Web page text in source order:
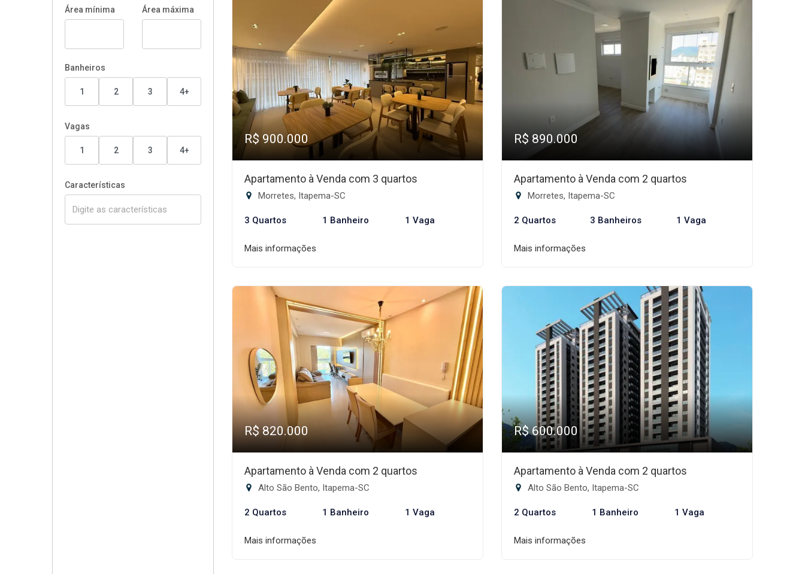
Área mínima Área máxima
Banheiros
1 2 3 4+
Vagas
1 2 3 4+
Características
R$ 900.000
Apartamento à Venda com 3 quartos
Morretes, Itapema-SC
3 Quartos 1 Banheiro 1 Vaga
Mais informações
R$ 890.000
Apartamento à Venda com 2 quartos
Morretes, Itapema-SC
2 Quartos 3 Banheiros 1 Vaga
Mais informações
R$ 820.000
Apartamento à Venda com 2 quartos
Alto São Bento, Itapema-SC
2 Quartos 1 Banheiro 1 Vaga
Mais informações
R$ 600.000
Apartamento à Venda com 2 quartos
Alto São Bento, Itapema-SC
2 Quartos 1 Banheiro 1 Vaga
Mais informações